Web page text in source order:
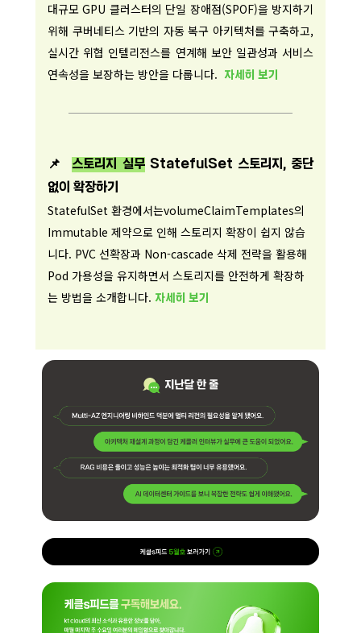
대규모 GPU 클러스터의 단일 장애점(SPOF)을 방지하기
위해 쿠버네티스 기반의 자동 복구 아키텍처를 구축하고,
실시간 위협 인텔리전스를 연계해 보안 일관성과 서비스
연속성을 보장하는 방안을 다룹니다.
자세히 보기
📌 스토리지 실무StatefulSet 스토리지, 중단
없이 확장하기
StatefulSet 환경에서는volumeClaimTemplates의
Immutable 제약으로 인해 스토리지 확장이 쉽지 않습
니다. PVC 선확장과 Non-cascade 삭제 전략을 활용해
Pod 가용성을 유지하면서 스토리지를 안전하게 확장하
는 방법을 소개합니다. 자세히 보기